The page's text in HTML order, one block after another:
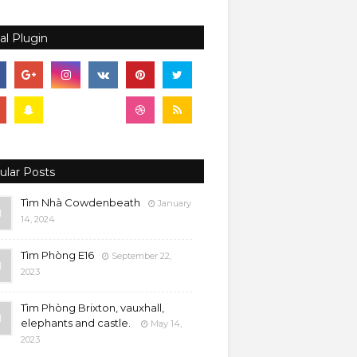
Plugin
Posts
Tìm Nhà Cowdenbeath
January
14, 2024
Tìm Phòng E16
September 22,
2023
Tìm Phòng Brixton, vauxhall,
elephants and castle.
May 14,
2023